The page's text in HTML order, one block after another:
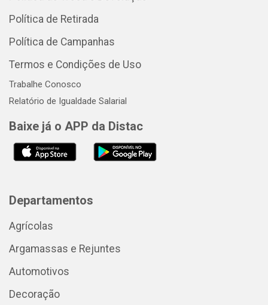
Política de Retirada
Política de Campanhas
Termos e Condições de Uso
Trabalhe Conosco
Relatório de Igualdade Salarial
Baixe já o APP da Distac
Departamentos
Agrícolas
Argamassas e Rejuntes
Automotivos
Decoração